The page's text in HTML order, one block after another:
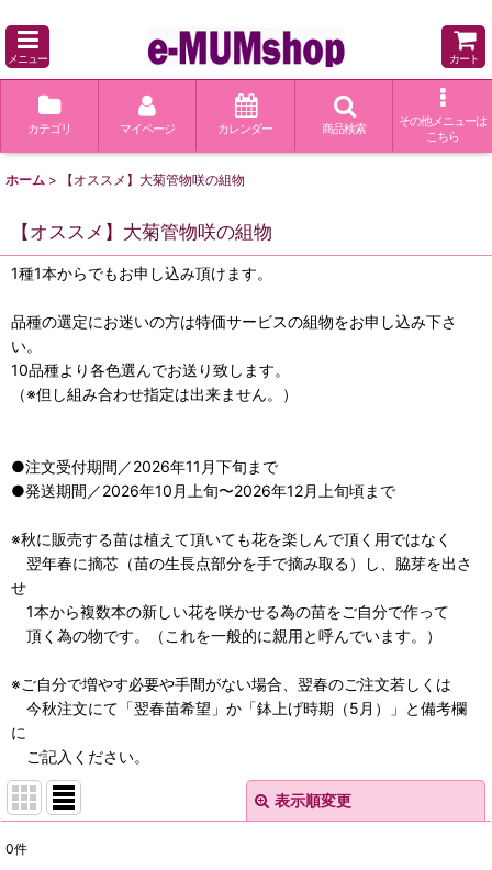
メニュー カート
カテゴリ マイページ カレンダー 商品検索
その他メニューは
こちら
ホーム > 【オススメ】大菊管物咲の組物
【オススメ】大菊管物咲の組物
1種1本からでもお申し込み頂けます。
品種の選定にお迷いの方は特価サービスの組物をお申し込み下さ
い。
10品種より各色選んでお送り致します。
（※但し組み合わせ指定は出来ません。）
●注文受付期間／2026年11月下旬まで
●発送期間／2026年10月上旬〜2026年12月上旬頃まで
※秋に販売する苗は植えて頂いても花を楽しんで頂く用ではなく
翌年春に摘芯（苗の生長点部分を手で摘み取る）し、脇芽を出さ
せ
1本から複数本の新しい花を咲かせる為の苗をご自分で作って
頂く為の物です。（これを一般的に親用と呼んでいます。）
※ご自分で増やす必要や手間がない場合、翌春のご注文若しくは
今秋注文にて「翌春苗希望」か「鉢上げ時期（5月）」と備考欄
に
ご記入ください。
表示順変更
0件